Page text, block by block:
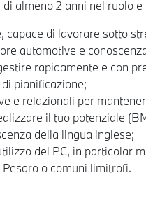
almeno 2 anni nel ruolo
capace di lavorare sotto
automotive e
rapidamente e con
pianificazione;
e relazionali per
il tuo potenziale
della lingua inglese;
del PC, in particolar
o comuni limitrofi.